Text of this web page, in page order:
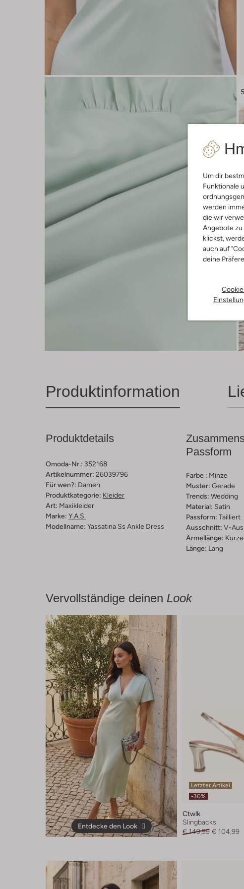
Um dir
Funktionale
werden
die wir
Angebote zu
klickst,
auch auf
deine
Produktinformation
Produktdetails
Omoda-Nr.: 352168
Artikelnummer: 26039796
Für wen?: Damen
Produktkategorie: Kleider
Art: Maxikleider
Marke: Y.a.s.
Modellname: Yassatina Ss Ankle Dress
Passform
Farbe : Minze
Muster: Gerade
Trends: Wedding
Material: Satin
Passform: Tailliert
Ausschnitt: V-
Ärmellänge:
Länge: Lang
Vervollständige deinen Look
Entdecke den Look
Letzter Artikel
-30%
Ctwlk
Slingbacks
€ 149,99 € 104,99